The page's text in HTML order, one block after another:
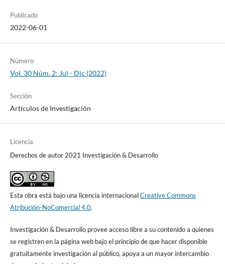
Publicado
2022-06-01
Número
Vol. 30 Núm. 2: Jul - Dic (2022)
Sección
Artículos de Investigación
Licencia
Derechos de autor 2021 Investigación & Desarrollo
Esta obra está bajo una licencia internacionalCreative Commons
Atribución-NoComercial 4.0.
Investigación & Desarrollo provee acceso libre a su contenido a quienes
se registren en la página web bajo el principio de que hacer disponible
gratuitamente investigación al público, apoya a un mayor intercambio